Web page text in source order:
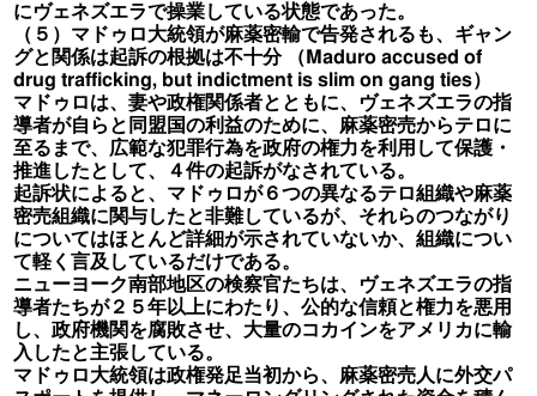
にヴェネズエラで操業している状態であった。
（５）マドゥロ大統領が麻薬密輸で告発されるも、ギャン
グと関係は起訴の根拠は不十分 （Maduro accused of
drug trafficking, but indictment is slim on gang ties）
マドゥロは、妻や政権関係者とともに、ヴェネズエラの指
導者が自らと同盟国の利益のために、麻薬密売からテロに
至るまで、広範な犯罪行為を政府の権力を利用して保護・
推進したとして、４件の起訴がなされている。
起訴状によると、マドゥロが６つの異なるテロ組織や麻薬
密売組織に関与したと非難しているが、それらのつながり
についてはほとんど詳細が示されていないか、組織につい
て軽く言及しているだけである。
ニューヨーク南部地区の検察官たちは、ヴェネズエラの指
導者たちが２５年以上にわたり、公的な信頼と権力を悪用
し、政府機関を腐敗させ、大量のコカインをアメリカに輸
入したと主張している。
マドゥロ大統領は政権発足当初から、麻薬密売人に外交パ